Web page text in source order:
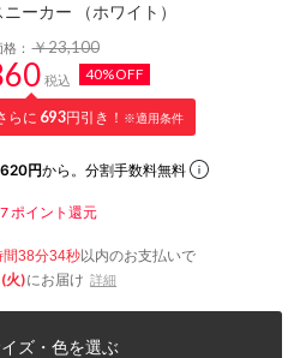
ーカー （ホワイト）
格：￥23,100
税込 40%OFF
らに 693円引き！ ※適用条件
円から。分割手数料無料
ポイント還元
間38分33秒以内のお支払いで
火)にお届け 詳細
ズ・色を選ぶ